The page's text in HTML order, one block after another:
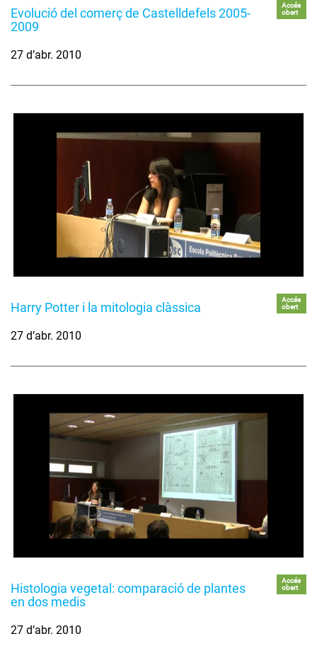
Evolució del comerç de Castelldefels 2005-
2009
Accés
obert
27 d’abr. 2010
Harry Potter i la mitologia clàssica
Accés
obert
27 d’abr. 2010
Histologia vegetal: comparació de plantes
en dos medis
Accés
obert
27 d’abr. 2010